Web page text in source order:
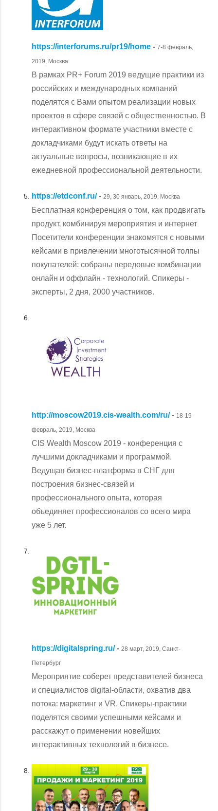
https://interforums.ru/pr19/home - 7-8 февраль,
2019, Москва
В рамках PR+ Forum 2019 ведущие практики из
российских и международных компаний
поделятся с Вами опытом реализации новых
проектов в сфере связей с общественностью. В
интерактивном формате участники вместе с
докладчиками будут искать ответы на
актуальные вопросы, возникающие в их
ежедневной профессиональной деятельности.
https://etdconf.ru/- 29, 30 январь, 2019, Москва
Бесплатная конференция о том, как продвигать
продукт, комбинируя мероприятия и интернет
Посетители конференции знакомятся с новыми
кейсами в привлечении многотысячной толпы
покупателей: собраны передовые комбинации
онлайн и оффлайн - технологий. Спикеры -
эксперты, 2 дня, 2000 участников.
http://moscow2019.cis-wealth.com/ru/- 18-19
февраль, 2019, Москва
CIS Wealth Moscow 2019 - конференция с
лучшими докладчиками и программой.
Ведущая бизнес-платформа в СНГ для
построения бизнес-связей и
профессионального опыта, которая
объединяет профессионалов со всего мира
уже 5 лет.
https://digitalspring.ru/- 28 март, 2019, Санкт-
Петербург
Мероприятие соберет представителей бизнеса
и специалистов digital-области, охватив два
потока: маркетинг и VR. Спикеры-практики
поделятся своими успешными кейсами и
расскажут о применении новейших
интерактивных технологий в бизнесе.